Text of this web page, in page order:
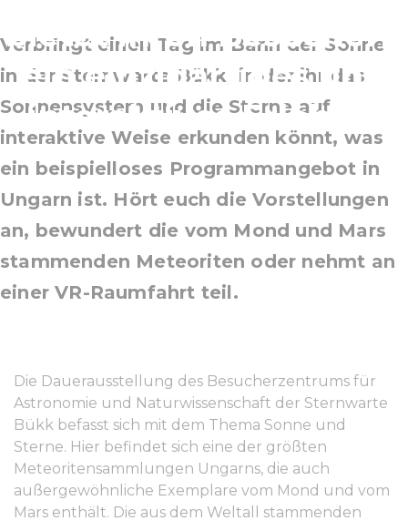
bietet ihren Besuchern
ein einzigartiges und
interaktives Erlebnis
Verbringt einen Tag im Bann der Sonne
in der Sternwarte Bükk, in der ihr das
Sonnensystem und die Sterne auf
interaktive Weise erkunden könnt, was
ein beispielloses Programmangebot in
Ungarn ist. Hört euch die Vorstellungen
an, bewundert die vom Mond und Mars
stammenden Meteoriten oder nehmt an
einer VR-Raumfahrt teil.
Die Dauerausstellung des Besucherzentrums für
Astronomie und Naturwissenschaft der Sternwarte
Bükk befasst sich mit dem Thema Sonne und
Sterne. Hier befindet sich eine der größten
Meteoritensammlungen Ungarns, die auch
außergewöhnliche Exemplare vom Mond und vom
Mars enthält. Die aus dem Weltall stammenden